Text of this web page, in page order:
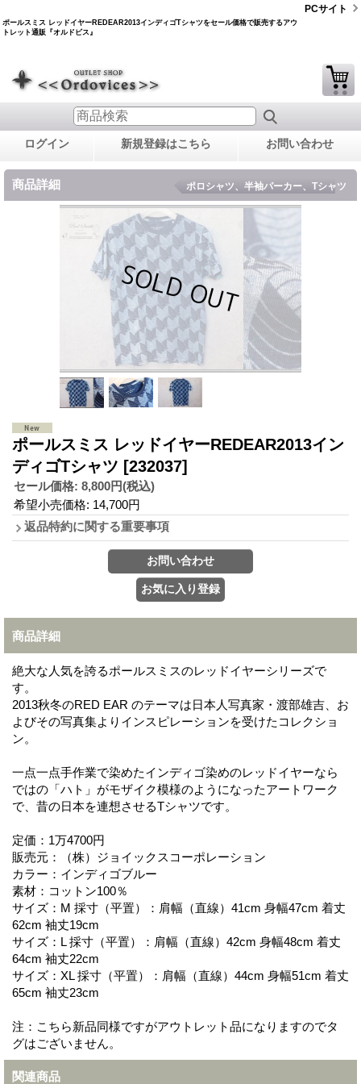
ポールスミス レッドイヤーREDEAR2013インディゴTシャツをセール価格で販売するアウ
トレット通販『オルドビス』
PCサイト
ログイン 新規登録はこちら お問い合わせ
商品詳細 ポロシャツ、半袖パーカー、Tシャツ
ポールスミス レッドイヤーREDEAR2013イン
ディゴTシャツ [232037]
セール価格: 8,800円(税込)
希望小売価格: 14,700円
返品特約に関する重要事項
商品詳細
絶大な人気を誇るポールスミスのレッドイヤーシリーズで
す。
2013秋冬のRED EAR のテーマは日本人写真家・渡部雄吉、お
よびその写真集よりインスピレーションを受けたコレクショ
ン。
一点一点手作業で染めたインディゴ染めのレッドイヤーなら
ではの「ハト」がモザイク模様のようになったアートワーク
で、昔の日本を連想させるTシャツです。
定価：1万4700円
販売元：（株）ジョイックスコーポレーション
カラー：インディゴブルー
素材：コットン100％
サイズ：M 採寸（平置）：肩幅（直線）41cm 身幅47cm 着丈
62cm 袖丈19cm
サイズ：L 採寸（平置）：肩幅（直線）42cm 身幅48cm 着丈
64cm 袖丈22cm
サイズ：XL 採寸（平置）：肩幅（直線）44cm 身幅51cm 着丈
65cm 袖丈23cm
注：こちら新品同様ですがアウトレット品になりますのでタ
グはございません。
関連商品